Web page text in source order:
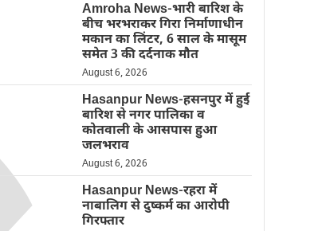
Amroha News-भारी बारिश के
बीच भरभराकर गिरा निर्माणाधीन
मकान का लिंटर, 6 साल के मासूम
समेत 3 की दर्दनाक मौत
August 6, 2026
Hasanpur News-हसनपुर में हुई
बारिश से नगर पालिका व
कोतवाली के आसपास हुआ
जलभराव
August 6, 2026
Hasanpur News-रहरा में
नाबालिग से दुष्कर्म का आरोपी
गिरफ्तार